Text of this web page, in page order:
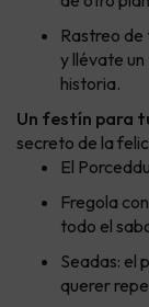
Rastreo de
y llévate
historia.
Un festín para
secreto de la
El
Fregola
todo el
Seadas: el
querer